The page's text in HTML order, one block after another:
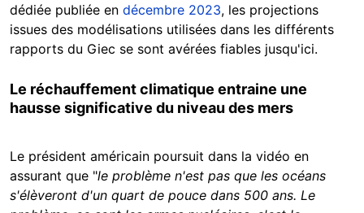
dédiée publiée en décembre 2023, les projections
issues des modélisations utilisées dans les différents
rapports du Giec se sont avérées fiables jusqu'ici.
Le réchauffement climatique entraine une
hausse significative du niveau des mers
Le président américain poursuit dans la vidéo en
assurant que "le problème n'est pas que les océans
s'élèveront d'un quart de pouce dans 500 ans. Le